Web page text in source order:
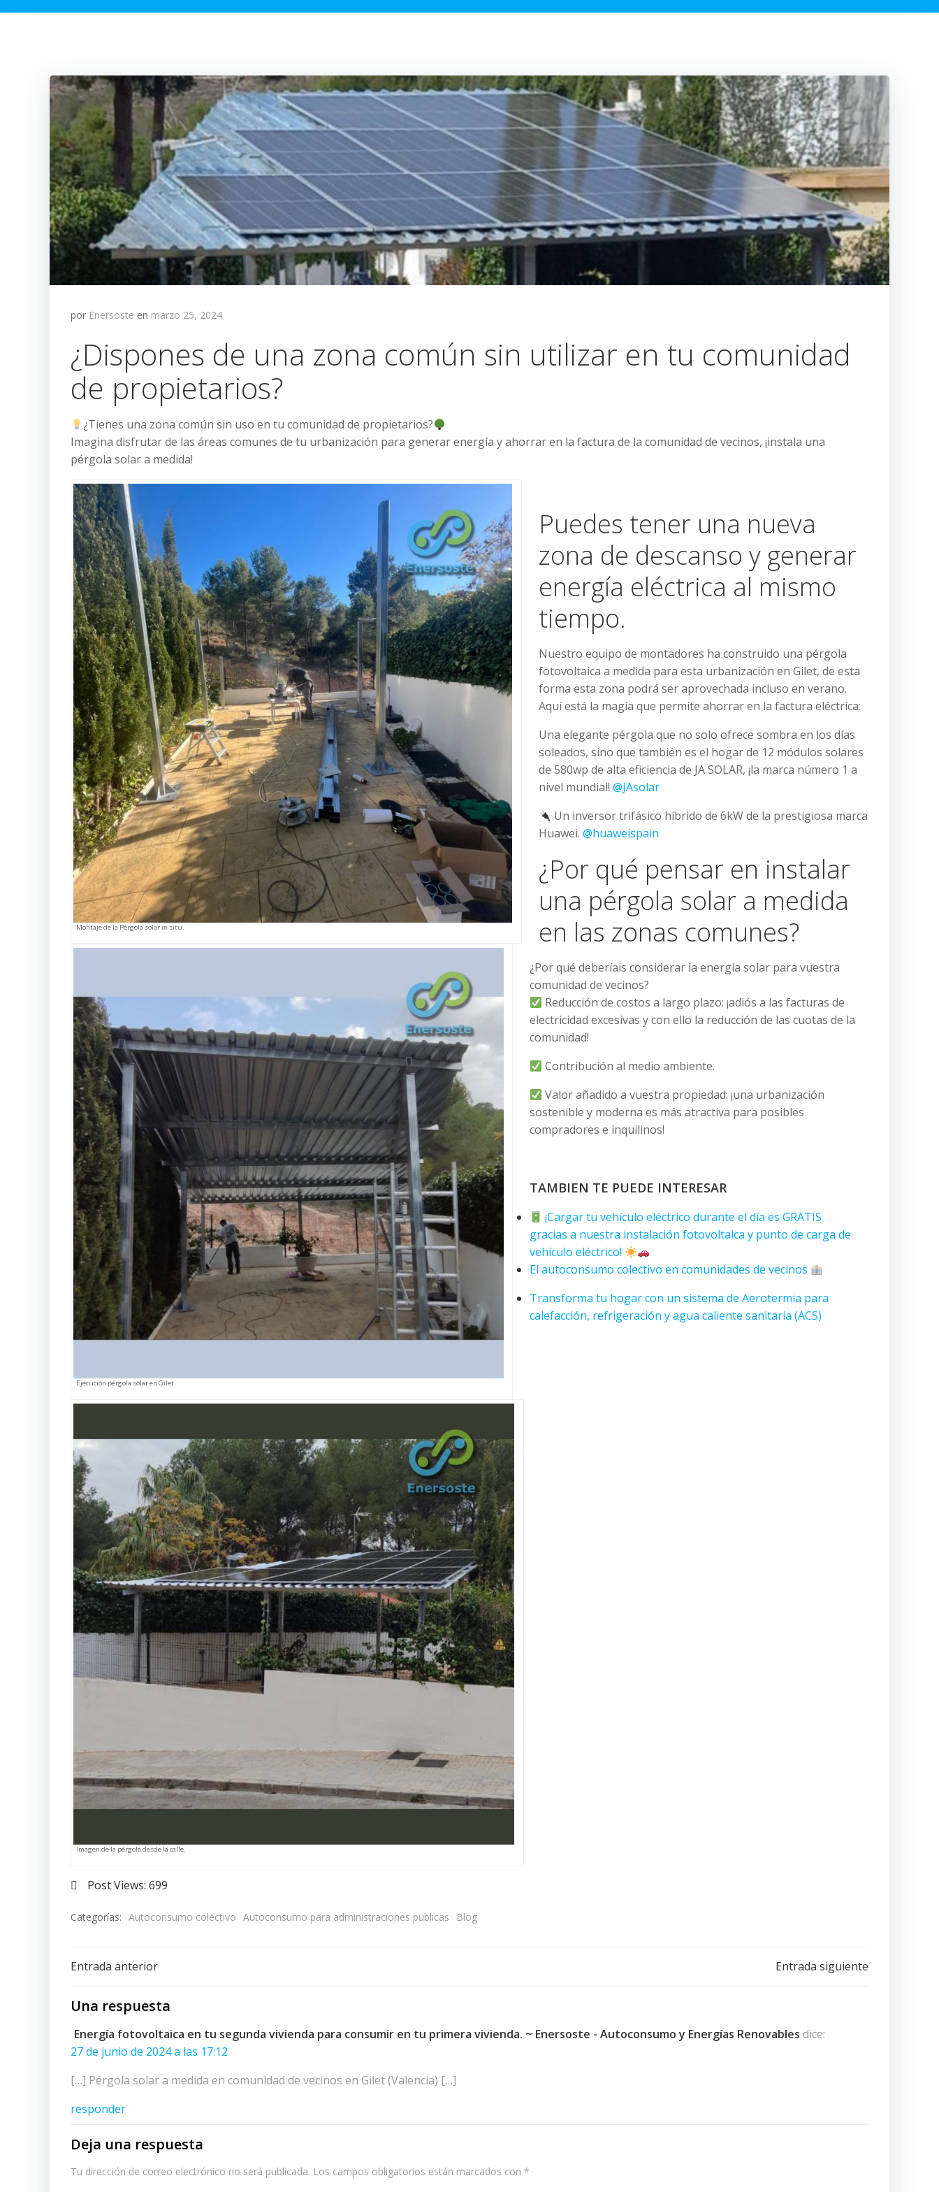
por Enersoste en marzo 25, 2024
¿Dispones de una zona común sin utilizar en tu comunidad
de propietarios?
¿Tienes una zona común sin uso en tu comunidad de propietarios?
Imagina disfrutar de las áreas comunes de tu urbanización para generar energía y ahorrar en la factura de la comunidad de vecinos, ¡instala una
pérgola solar a medida!
Montaje de la Pérgola solar in situ.
Puedes tener una nueva
zona de descanso y generar
energía eléctrica al mismo
tiempo.
Nuestro equipo de montadores ha construido una pérgola
fotovoltaica a medida para esta urbanización en Gilet, de esta
forma esta zona podrá ser aprovechada incluso en verano.
Aquí está la magia que permite ahorrar en la factura eléctrica:
Una elegante pérgola que no solo ofrece sombra en los días
soleados, sino que también es el hogar de 12 módulos solares
de 580wp de alta eficiencia de JA SOLAR, ¡la marca número 1 a
nivel mundial! @JAsolar
Un inversor trifásico híbrido de 6kW de la prestigiosa marca
Huawei. @huaweispain
Ejecución pérgola solar en Gilet
¿Por qué pensar en instalar
una pérgola solar a medida
en las zonas comunes?
¿Por qué deberíais considerar la energía solar para vuestra
comunidad de vecinos?
Reducción de costos a largo plazo: ¡adiós a las facturas de
electricidad excesivas y con ello la reducción de las cuotas de la
comunidad!
Contribución al medio ambiente.
Imagen de la pérgola desde la calle.
Valor añadido a vuestra propiedad: ¡una urbanización
sostenible y moderna es más atractiva para posibles
compradores e inquilinos!
TAMBIEN TE PUEDE INTERESAR
¡Cargar tu vehículo eléctrico durante el día es GRATIS
gracias a nuestra instalación fotovoltaica y punto de carga de
vehículo eléctrico!
El autoconsumo colectivo en comunidades de vecinos
Transforma tu hogar con un sistema de Aerotermia para
calefacción, refrigeración y agua caliente sanitaria (ACS)
Post Views: 699
Categorías: Autoconsumo colectivo Autoconsumo para administraciones publicas Blog
Navegación
de
entradas
Entrada anterior
entradas
Entrada siguiente
Una respuesta
Energía fotovoltaica en tu segunda vivienda para consumir en tu primera vivienda. ~ Enersoste - Autoconsumo y Energías Renovables dice:
27 de junio de 2024 a las 17:12
[…] Pérgola solar a medida en comunidad de vecinos en Gilet (Valencia) […]
responder
Deja una respuesta
Tu dirección de correo electrónico no será publicada. Los campos obligatorios están marcados con *